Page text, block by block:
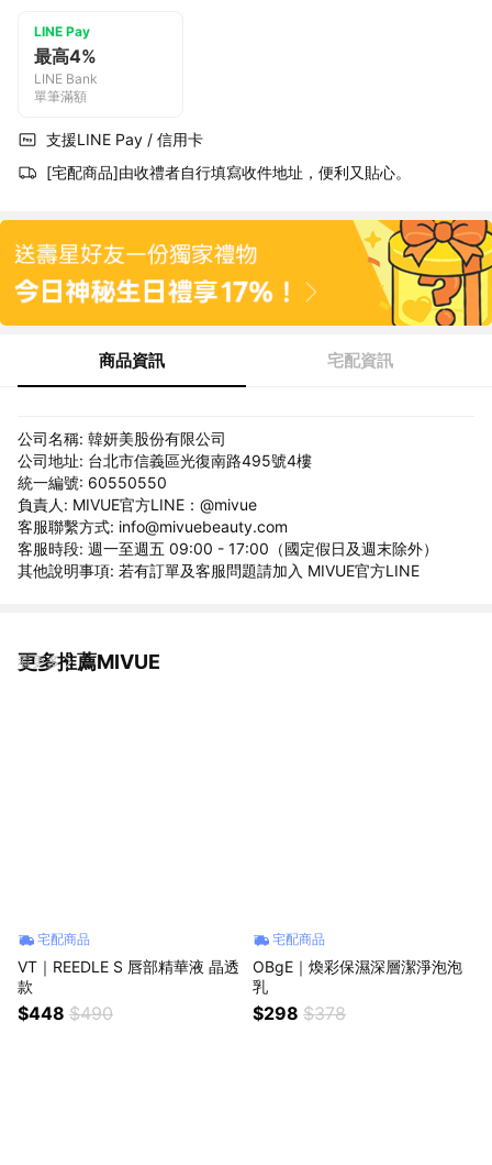
LINE Pay
最高4%
LINE Bank
單筆滿額
支援LINE Pay / 信用卡
[宅配商品]由收禮者自行填寫收件地址，便利又貼心。
商品資訊 宅配資訊
公司名稱: 韓妍美股份有限公司
公司地址: 台北市信義區光復南路495號4樓
統一編號: 60550550
負責人: MIVUE官方LINE：@mivue
客服聯繫方式: info@mivuebeauty.com
客服時段: 週一至週五 09:00 - 17:00（國定假日及週末除外）
其他說明事項: 若有訂單及客服問題請加入 MIVUE官方LINE
更多推薦MIVUE
看更多
宅配商品
VT｜REEDLE S 唇部精華液 晶透
款
$448 $490
宅配商品
OBgE｜煥彩保濕深層潔淨泡泡
乳
$298 $378